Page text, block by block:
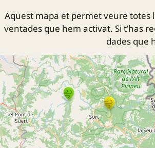
Aquest mapa et permet veure totes
ventades que hem activat. Si t’has
dades que